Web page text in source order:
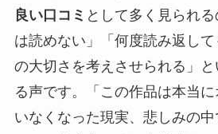
良い口コミ として多く見られ
は読めない」「何度読み返し
の大切さを考えさせられる」と
る声です。「この作品は本当
いなくなった現実、悲しみの